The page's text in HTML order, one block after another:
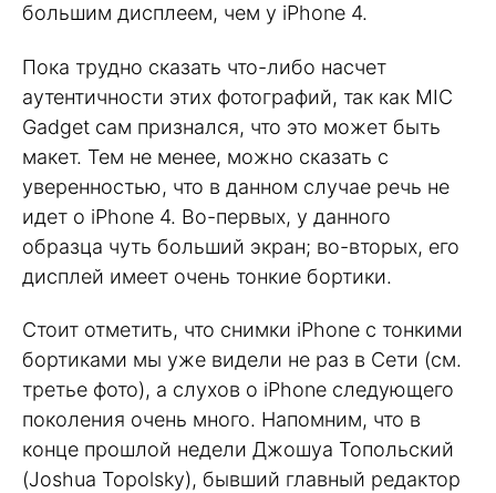
большим дисплеем, чем у iPhone 4.
Пока трудно сказать что-либо насчет
аутентичности этих фотографий, так как MIC
Gadget сам признался, что это может быть
макет. Тем не менее, можно сказать с
уверенностью, что в данном случае речь не
идет о iPhone 4. Во-первых, у данного
образца чуть больший экран; во-вторых, его
дисплей имеет очень тонкие бортики.
Стоит отметить, что снимки iPhone с тонкими
бортиками мы уже видели не раз в Сети (см.
третье фото), а слухов о iPhone следующего
поколения очень много. Напомним, что в
конце прошлой недели Джошуа Топольский
(Joshua Topolsky), бывший главный редактор